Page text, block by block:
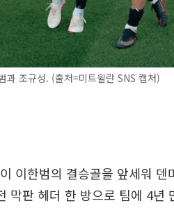
조규성. (출처=미트윌란 SNS 캡처)
이한범의 결승골을 앞세워
막판 헤더 한 방으로 팀에 4년